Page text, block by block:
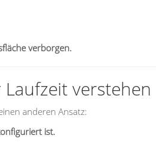
verborgen.
verstehen
anderen Ansatz:
ist.